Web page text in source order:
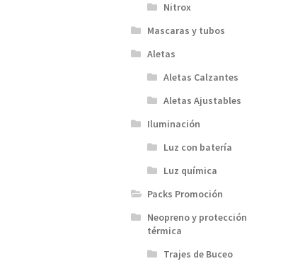
Nitrox
Mascaras y tubos
Aletas
Aletas Calzantes
Aletas Ajustables
Iluminación
Luz con batería
Luz química
Packs Promoción
Neopreno y protección
térmica
Trajes de Buceo